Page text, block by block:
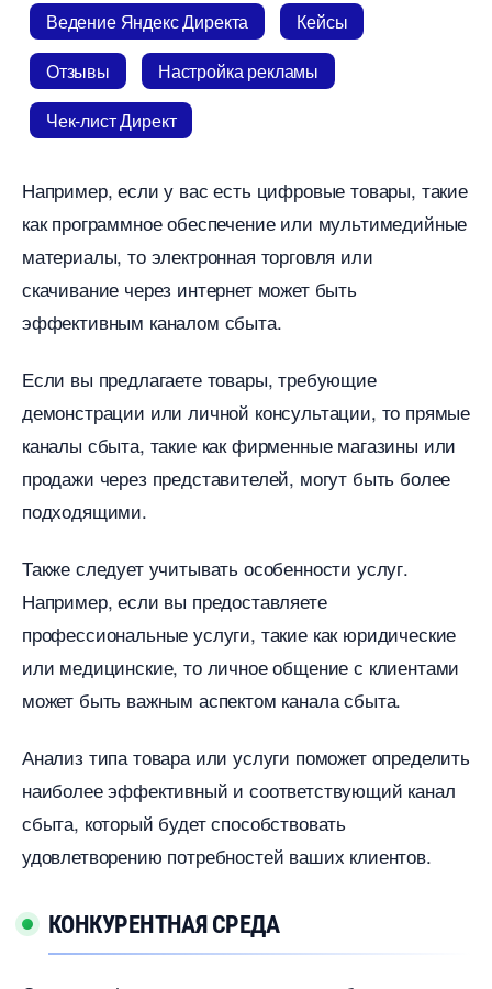
едение Яндекс Директа
Кейсы
Отзывы
Настройка рекламы
Чек-лист Директ
Например, если у вас есть цифровые товары, такие
как программное обеспечение или мультимедийные
материалы, то электронная торговля или
скачивание через интернет может быть
эффективным каналом сбыта.
Если вы предлагаете товары, требующие
демонстрации или личной консультации, то прямые
каналы сбыта, такие как фирменные магазины или
продажи через представителей, могут быть более
подходящими.
Также следует учитывать особенности услуг.​
Например, если вы предоставляете
профессиональные услуги, такие как юридические
или медицинские, то личное общение с клиентами
может быть важным аспектом канала сбыта.​
Анализ типа товара или услуги поможет определить
наиболее эффективный и соответствующий канал
сбыта, который будет способствовать
удовлетворению потребностей ваших клиентов.​
КОНКУРЕНТНАЯ СРЕДА